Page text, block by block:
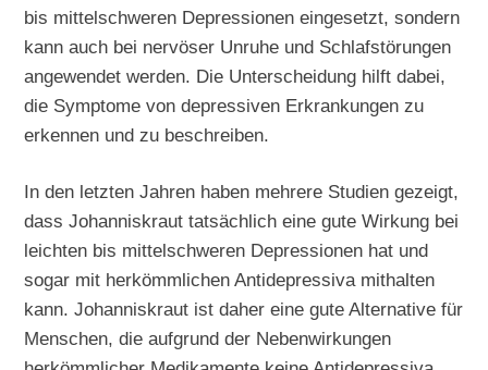
bis mittelschweren Depressionen eingesetzt, sondern
kann auch bei nervöser Unruhe und Schlafstörungen
angewendet werden. Die Unterscheidung hilft dabei,
die Symptome von depressiven Erkrankungen zu
erkennen und zu beschreiben.
In den letzten Jahren haben mehrere Studien gezeigt,
dass Johanniskraut tatsächlich eine gute Wirkung bei
leichten bis mittelschweren Depressionen hat und
sogar mit herkömmlichen Antidepressiva mithalten
kann. Johanniskraut ist daher eine gute Alternative für
Menschen, die aufgrund der Nebenwirkungen